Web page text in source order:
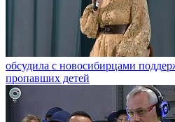
обсудила с новосибирцами
пропавших детей